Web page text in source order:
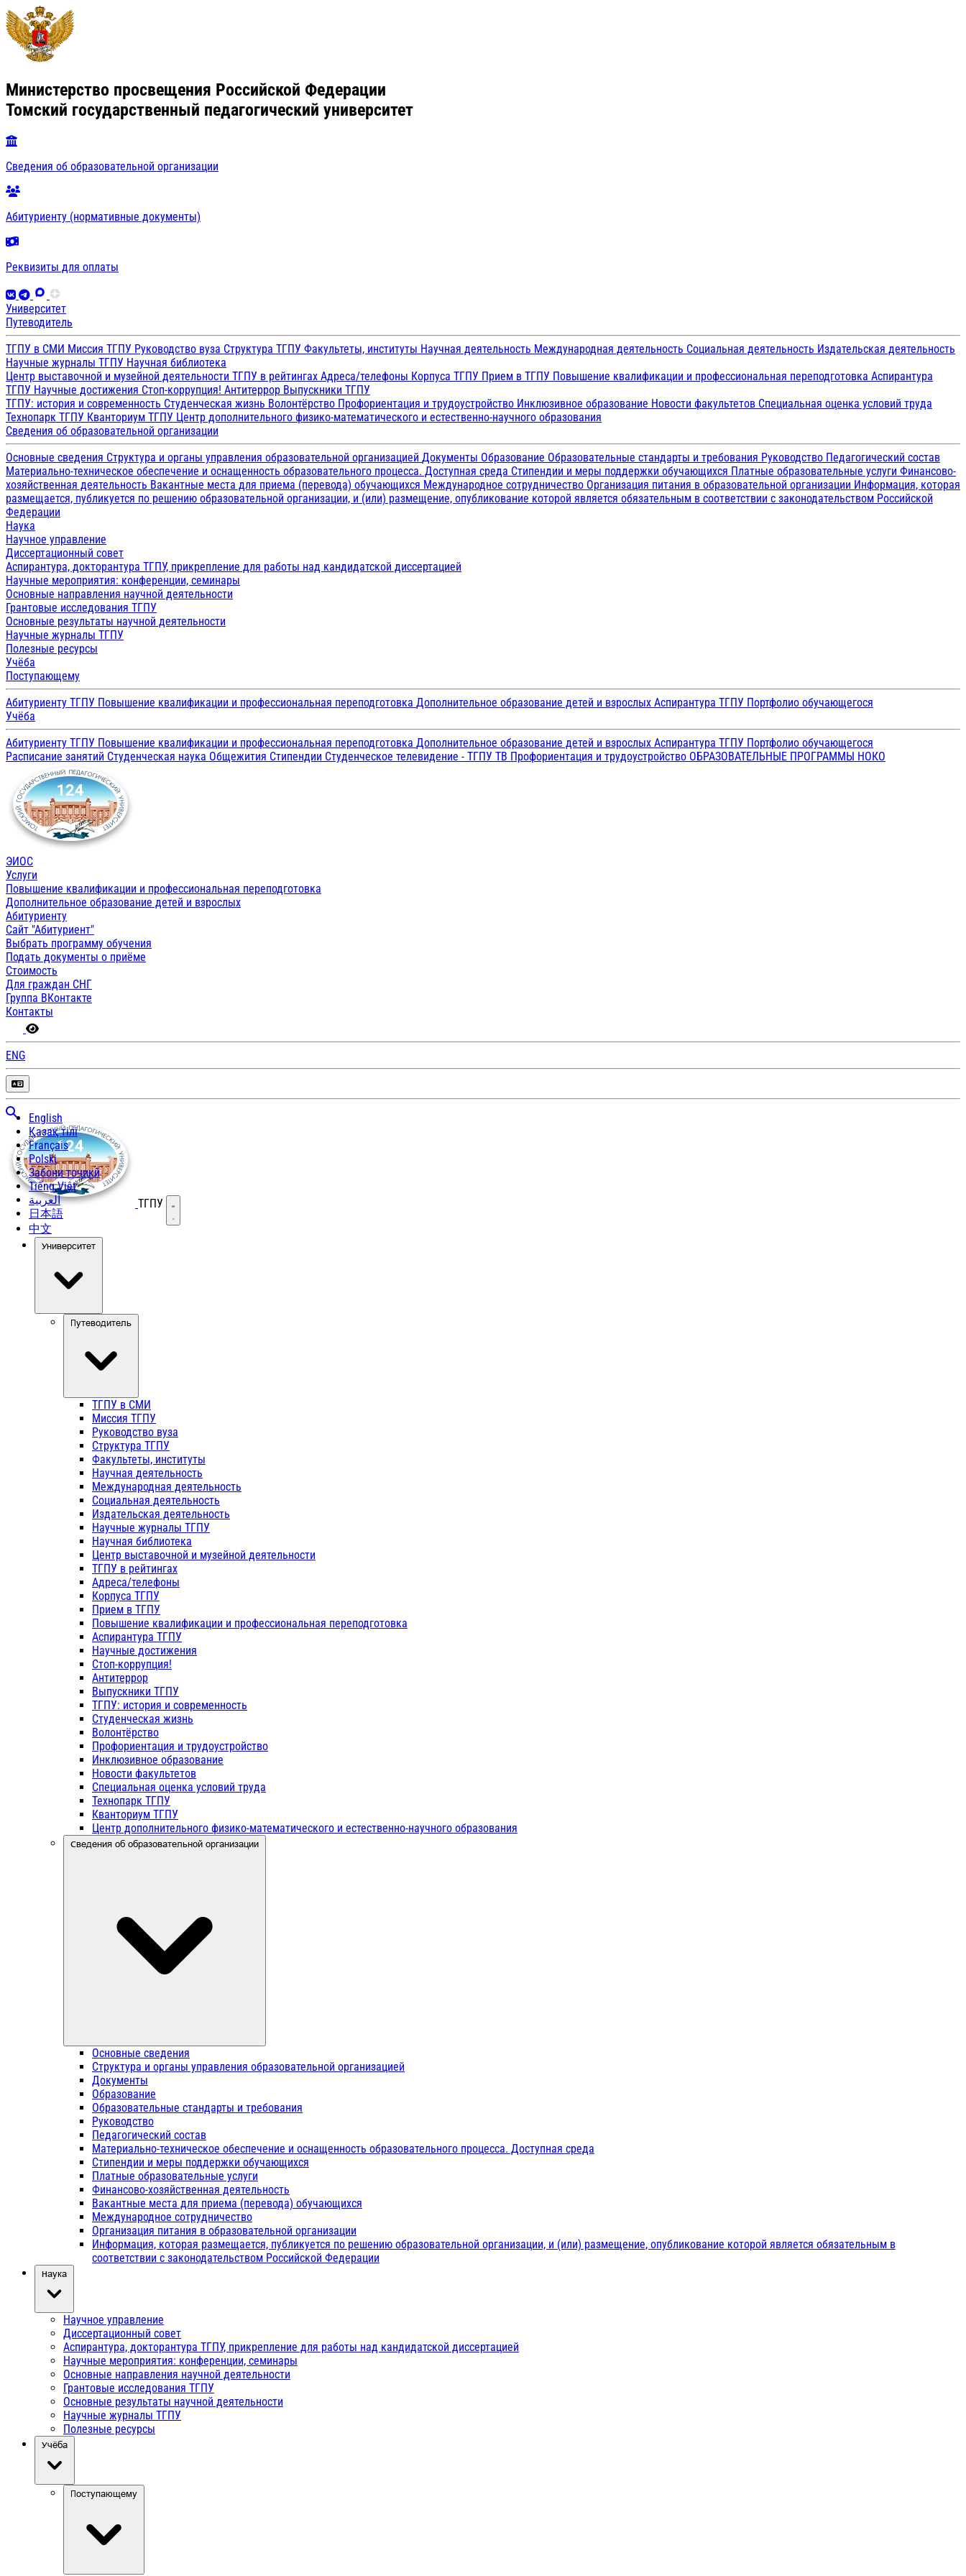
Министерство просвещения Российской Федерации
Томский государственный педагогический университет
Сведения об образовательной организации
Абитуриенту (нормативные документы)
Реквизиты для оплаты
Университет
Путеводитель
ТГПУ в СМИ Миссия ТГПУ Руководство вуза Структура ТГПУ Факультеты, институты Научная деятельность Международная деятельность Социальная деятельность Издательская деятельность
Научные журналы ТГПУ Научная библиотека
Центр выставочной и музейной деятельности ТГПУ в рейтингах Адреса/телефоны Корпуса ТГПУ Прием в ТГПУ Повышение квалификации и профессиональная переподготовка Аспирантура
ТГПУ Научные достижения Стоп-коррупция! Антитеррор Выпускники ТГПУ
ТГПУ: история и современность Студенческая жизнь Волонтёрство Профориентация и трудоустройство Инклюзивное образование Новости факультетов Специальная оценка условий труда
Технопарк ТГПУ Кванториум ТГПУ Центр дополнительного физико-математического и естественно-научного образования
Сведения об образовательной организации
Основные сведения Структура и органы управления образовательной организацией Документы Образование Образовательные стандарты и требования Руководство Педагогический состав
Материально-техническое обеспечение и оснащенность образовательного процесса. Доступная среда Стипендии и меры поддержки обучающихся Платные образовательные услуги Финансово-
хозяйственная деятельность Вакантные места для приема (перевода) обучающихся Международное сотрудничество Организация питания в образовательной организации Информация, которая
размещается, публикуется по решению образовательной организации, и (или) размещение, опубликование которой является обязательным в соответствии с законодательством Российской
Федерации
Наука
Научное управление
Диссертационный совет
Аспирантура, докторантура ТГПУ, прикрепление для работы над кандидатской диссертацией
Научные мероприятия: конференции, семинары
Основные направления научной деятельности
Грантовые исследования ТГПУ
Основные результаты научной деятельности
Научные журналы ТГПУ
Полезные ресурсы
Учёба
Поступающему
Абитуриенту ТГПУ Повышение квалификации и профессиональная переподготовка Дополнительное образование детей и взрослых Аспирантура ТГПУ Портфолио обучающегося
Учёба
Абитуриенту ТГПУ Повышение квалификации и профессиональная переподготовка Дополнительное образование детей и взрослых Аспирантура ТГПУ Портфолио обучающегося
Расписание занятий Студенческая наука Общежития Стипендии Студенческое телевидение - ТГПУ ТВ Профориентация и трудоустройство ОБРАЗОВАТЕЛЬНЫЕ ПРОГРАММЫ НОКО
ЭИОС
Услуги
Повышение квалификации и профессиональная переподготовка
Дополнительное образование детей и взрослых
Абитуриенту
Сайт "Абитуриент"
Выбрать программу обучения
Подать документы о приёме
Стоимость
Для граждан СНГ
Группа ВКонтакте
Контакты
ENG
English
Қазақ тілі
Français
Polski
Забони тоҷикӣ
Tiếng Việt
العربية
日本語
中文
ТГПУ Открыть меню
Университет
Путеводитель
ТГПУ в СМИ
Миссия ТГПУ
Руководство вуза
Структура ТГПУ
Факультеты, институты
Научная деятельность
Международная деятельность
Социальная деятельность
Издательская деятельность
Научные журналы ТГПУ
Научная библиотека
Центр выставочной и музейной деятельности
ТГПУ в рейтингах
Адреса/телефоны
Корпуса ТГПУ
Прием в ТГПУ
Повышение квалификации и профессиональная переподготовка
Аспирантура ТГПУ
Научные достижения
Стоп-коррупция!
Антитеррор
Выпускники ТГПУ
ТГПУ: история и современность
Студенческая жизнь
Волонтёрство
Профориентация и трудоустройство
Инклюзивное образование
Новости факультетов
Специальная оценка условий труда
Технопарк ТГПУ
Кванториум ТГПУ
Центр дополнительного физико-математического и естественно-научного образования
Сведения об образовательной организации
Основные сведения
Структура и органы управления образовательной организацией
Документы
Образование
Образовательные стандарты и требования
Руководство
Педагогический состав
Материально-техническое обеспечение и оснащенность образовательного процесса. Доступная среда
Стипендии и меры поддержки обучающихся
Платные образовательные услуги
Финансово-хозяйственная деятельность
Вакантные места для приема (перевода) обучающихся
Международное сотрудничество
Организация питания в образовательной организации
Информация, которая размещается, публикуется по решению образовательной организации, и (или) размещение, опубликование которой является обязательным в
соответствии с законодательством Российской Федерации
Наука
Научное управление
Диссертационный совет
Аспирантура, докторантура ТГПУ, прикрепление для работы над кандидатской диссертацией
Научные мероприятия: конференции, семинары
Основные направления научной деятельности
Грантовые исследования ТГПУ
Основные результаты научной деятельности
Научные журналы ТГПУ
Полезные ресурсы
Учёба
Поступающему